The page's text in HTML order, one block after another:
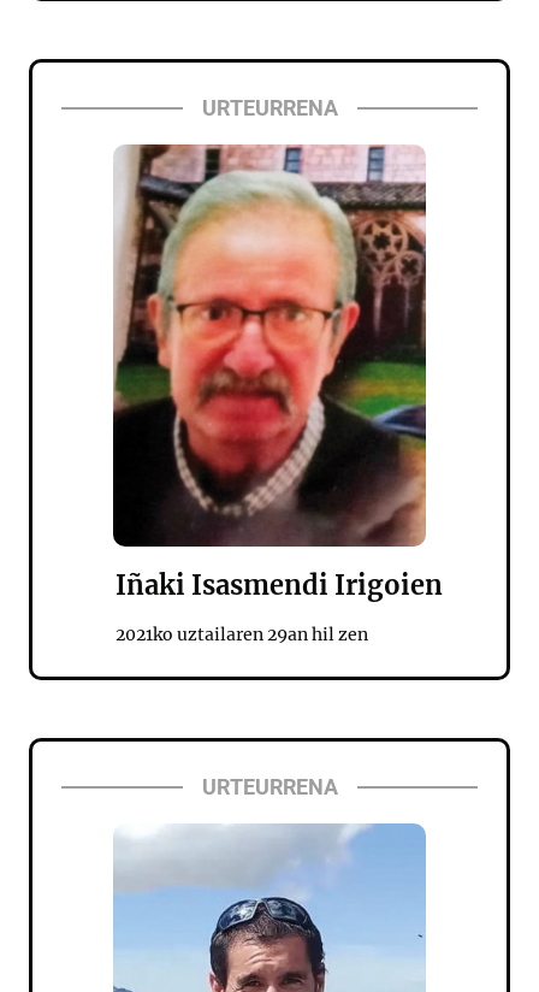
URTEURRENA
Iñaki Isasmendi Irigoien
2021ko uztailaren 29an hil zen
URTEURRENA